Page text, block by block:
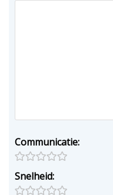
Communicatie:
Snelheid: